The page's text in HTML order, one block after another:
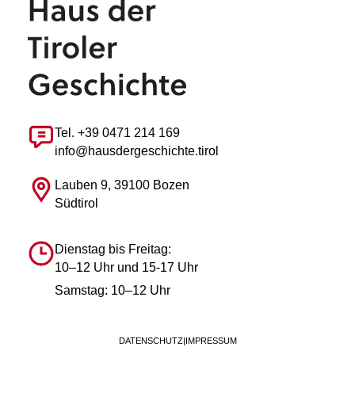
Tel. +39 0471 214 169
info@hausdergeschichte.tirol
Lauben 9, 39100 Bozen
Südtirol
Dienstag bis Freitag:
10–12 Uhr und 15-17 Uhr
Samstag: 10–12 Uhr
DATENSCHUTZ| IMPRESSUM